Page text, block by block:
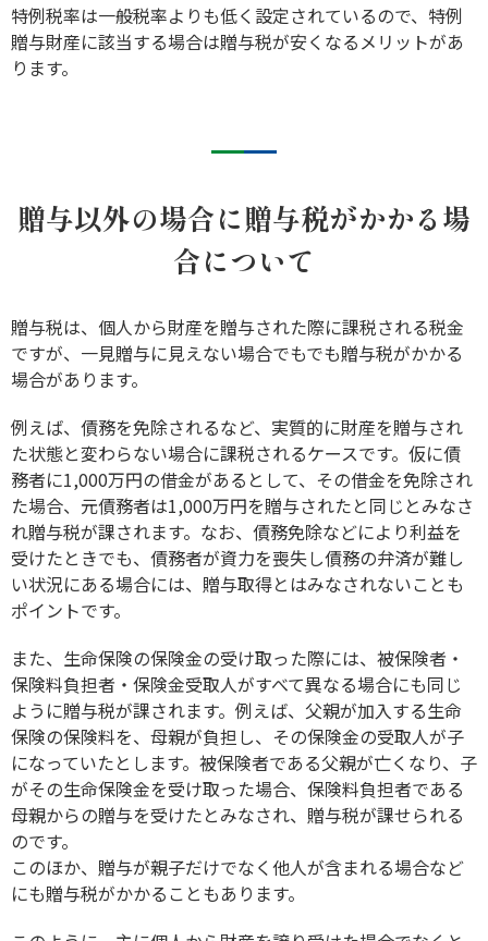
特例税率は一般税率よりも低く設定されているので、特例
贈与財産に該当する場合は贈与税が安くなるメリットがあ
ります。
贈与以外の場合に贈与税がかかる場
合について
贈与税は、個人から財産を贈与された際に課税される税金
ですが、一見贈与に見えない場合でもでも贈与税がかかる
場合があります。
例えば、債務を免除されるなど、実質的に財産を贈与され
た状態と変わらない場合に課税されるケースです。仮に債
務者に1,000万円の借金があるとして、その借金を免除され
た場合、元債務者は1,000万円を贈与されたと同じとみなさ
れ贈与税が課されます。なお、債務免除などにより利益を
受けたときでも、債務者が資力を喪失し債務の弁済が難し
い状況にある場合には、贈与取得とはみなされないことも
ポイントです。
また、生命保険の保険金の受け取った際には、被保険者・
保険料負担者・保険金受取人がすべて異なる場合にも同じ
ように贈与税が課されます。例えば、父親が加入する生命
保険の保険料を、母親が負担し、その保険金の受取人が子
になっていたとします。被保険者である父親が亡くなり、子
がその生命保険金を受け取った場合、保険料負担者である
母親からの贈与を受けたとみなされ、贈与税が課せられる
のです。
このほか、贈与が親子だけでなく他人が含まれる場合など
にも贈与税がかかることもあります。